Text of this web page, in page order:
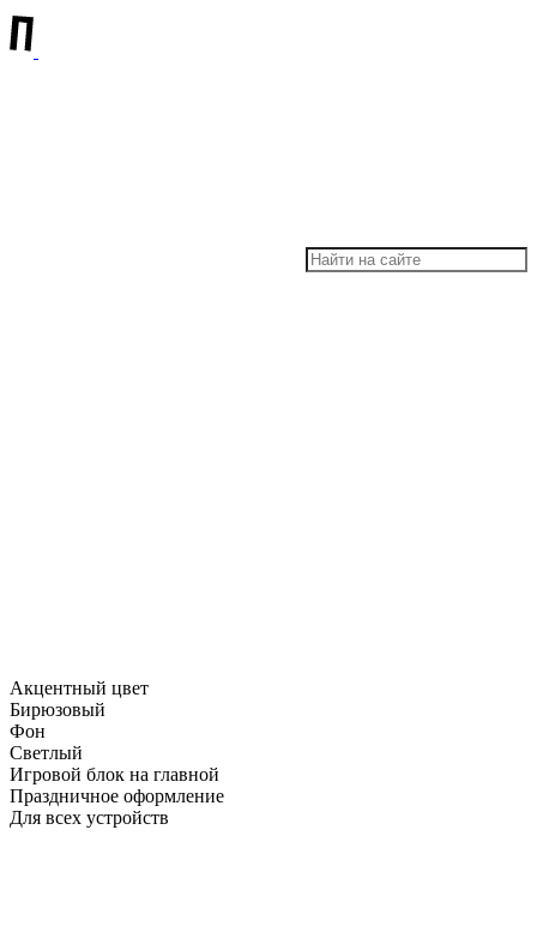
Акцентный цвет
Бирюзовый
Фон
Светлый
Игровой блок на главной
Праздничное оформление
Для всех устройств